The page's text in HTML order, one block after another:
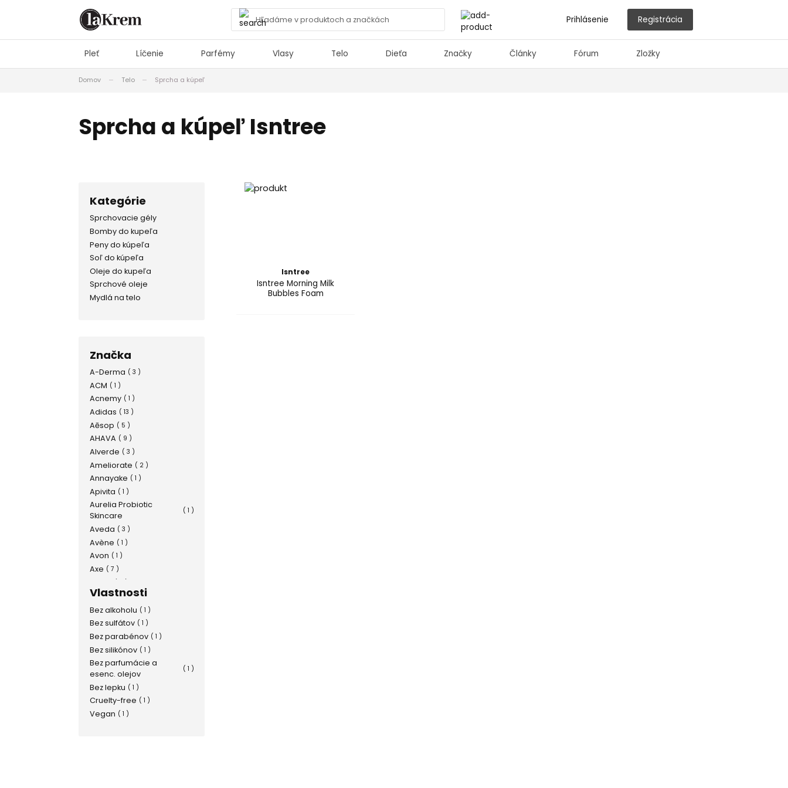
Prihlásenie Registrácia
Pleť Líčenie Parfémy Vlasy Telo Dieťa Značky Články Fórum Zložky
Domov Telo Sprcha a kúpeľ
Sprcha a kúpeľ Isntree
Kategórie
Sprchovacie gély
Bomby do kupeľa
Peny do kúpeľa
Soľ do kúpeľa
Oleje do kupeľa
Sprchové oleje
Mydlá na telo
Značka
A-Derma ( 3 )
ACM ( 1 )
Acnemy ( 1 )
Adidas ( 13 )
Aēsop ( 5 )
AHAVA ( 9 )
Alverde ( 3 )
Ameliorate ( 2 )
Annayake ( 1 )
Apivita ( 1 )
Aurelia Probiotic
Skincare
( 1 )
Aveda ( 3 )
Avène ( 1 )
Avon ( 1 )
Axe ( 7 )
( 6 )
Barnängen ( 3 )
Beauty of Joseon
Bepanthen ( 1 )
Bioderma ( 6 )
Biopha ( 2 )
Biotherm ( 10 )
Bruno Banani
Caudalie ( 1 )
Chanel ( 2 )
Chilly ( 1 )
Vlastnosti
Bez alkoholu ( 1 )
Bez sulfátov ( 1 )
Bez parabénov ( 1 )
Bez silikónov ( 1 )
Bez parfumácie a
esenc. olejov
( 1 )
Bez lepku ( 1 )
Cruelty-free ( 1 )
Vegan ( 1 )
Isntree
Isntree Morning Milk
Bubbles Foam